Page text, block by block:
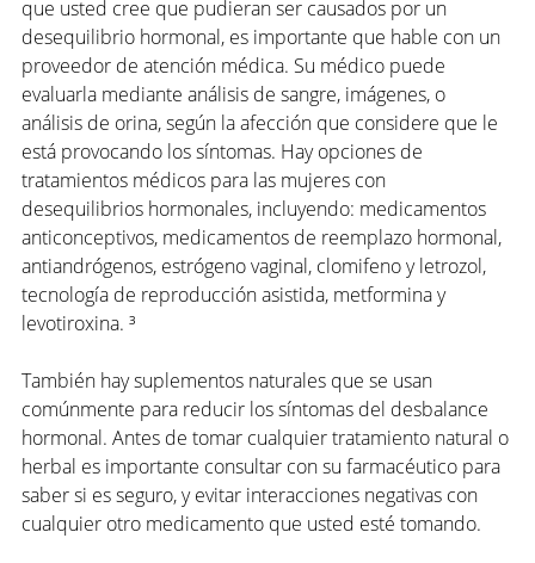
que usted cree que pudieran ser causados por un
desequilibrio hormonal, es importante que hable con un
proveedor de atención médica. Su médico puede
evaluarla mediante análisis de sangre, imágenes, o
análisis de orina, según la afección que considere que le
está provocando los síntomas. Hay opciones de
tratamientos médicos para las mujeres con
desequilibrios hormonales, incluyendo: medicamentos
anticonceptivos, medicamentos de reemplazo hormonal,
antiandrógenos, estrógeno vaginal, clomifeno y letrozol,
tecnología de reproducción asistida, metformina y
levotiroxina. ³
También hay suplementos naturales que se usan
comúnmente para reducir los síntomas del desbalance
hormonal. Antes de tomar cualquier tratamiento natural o
herbal es importante consultar con su farmacéutico para
saber si es seguro, y evitar interacciones negativas con
cualquier otro medicamento que usted esté tomando.